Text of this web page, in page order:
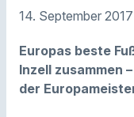
14. September 2017
Europas beste
Inzell zusammen
der